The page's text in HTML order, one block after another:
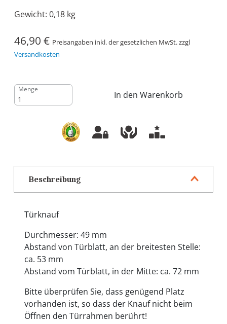
Gewicht: 0,18 kg
46,90 € Preisangaben inkl. der gesetzlichen MwSt. zzgl
Versandkosten
Menge
In den Warenkorb
Beschreibung
Türknauf
Durchmesser: 49 mm
Abstand von Türblatt, an der breitesten Stelle:
ca. 53 mm
Abstand vom Türblatt, in der Mitte: ca. 72 mm
Bitte überprüfen Sie, dass genügend Platz
vorhanden ist, so dass der Knauf nicht beim
Öffnen den Türrahmen berührt!